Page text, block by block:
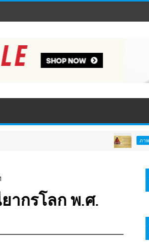
ภาพข่าวประชาสัมพันธ์
ากรโลก พ.ศ.